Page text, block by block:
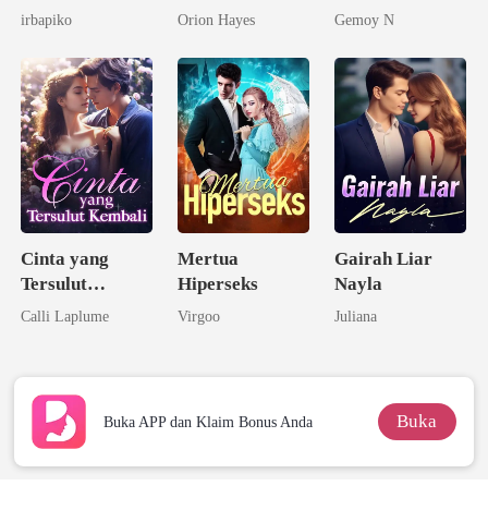
irbapiko
Sang Istri yang
Menjadi
Miliarder
Orion Hayes Gemoy N
Cinta yang
Tersulut
Kembali
Calli Laplume
Mertua
Hiperseks
Virgoo
Gairah Liar
Nayla
Juliana
Buka APP dan Klaim Bonus Anda Buka